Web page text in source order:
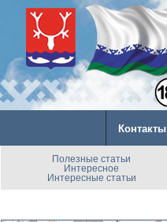
Контакты
Полезные статьи
Интересное
Интересные статьи